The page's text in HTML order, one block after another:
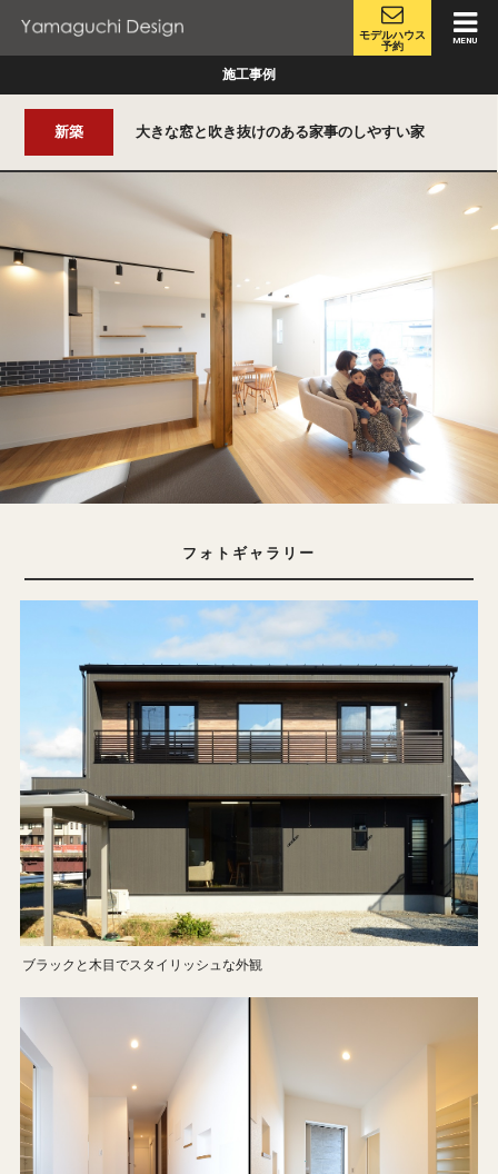
モデルハウス
予約
MENU
施工事例
新築 大きな窓と吹き抜けのある家事のしやすい家
フォトギャラリー
ブラックと木目でスタイリッシュな外観